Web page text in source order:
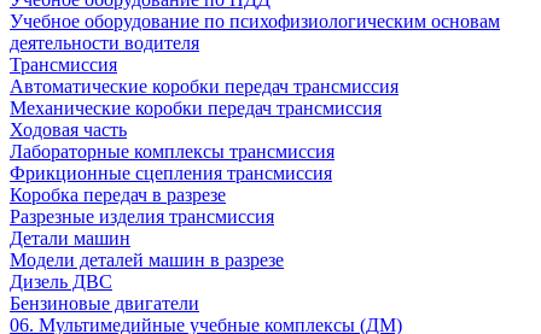
Учебное оборудование по психофизиологическим основам
деятельности водителя
Трансмиссия
Автоматические коробки передач трансмиссия
Механические коробки передач трансмиссия
Ходовая часть
Лабораторные комплексы трансмиссия
Фрикционные сцепления трансмиссия
Коробка передач в разрезе
Разрезные изделия трансмиссия
Детали машин
Модели деталей машин в разрезе
Дизель ДВС
Бензиновые двигатели
06. Мультимедийные учебные комплексы (ДМ)